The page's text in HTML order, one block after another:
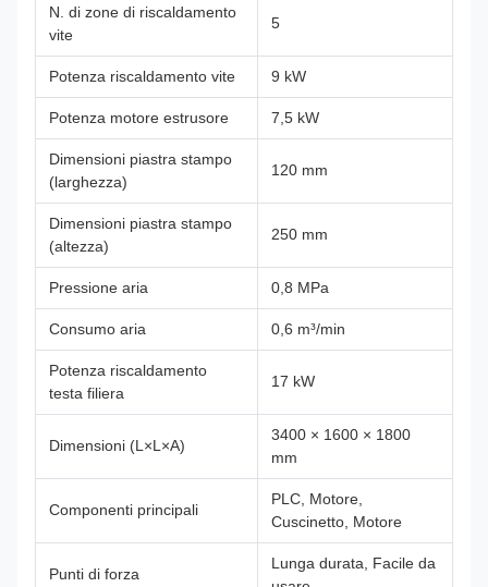
N. di zone di riscaldamento
vite
5
Potenza riscaldamento vite 9 kW
Potenza motore estrusore 7,5 kW
Dimensioni piastra stampo
(larghezza)
120 mm
Dimensioni piastra stampo
(altezza)
250 mm
Pressione aria 0,8 MPa
Consumo aria 0,6 m³/min
Potenza riscaldamento
testa filiera
17 kW
Dimensioni (L×L×A)
3400 × 1600 × 1800
mm
Componenti principali
PLC, Motore,
Cuscinetto, Motore
Punti di forza
Lunga durata, Facile da